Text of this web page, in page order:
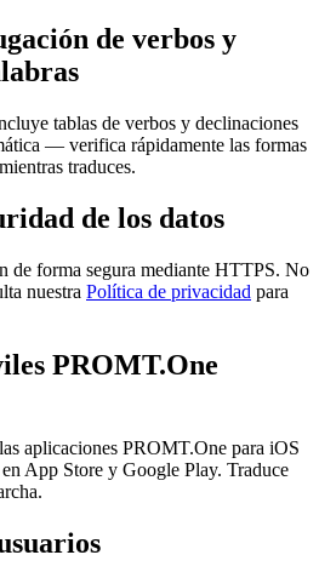
de verbos y
tablas de verbos y declinaciones
— verifica rápidamente las formas
traduces.
de los datos
de forma segura mediante HTTPS. No
nuestra Política de privacidad para
PROMT.One
aplicaciones PROMT.One para iOS
App Store y Google Play. Traduce